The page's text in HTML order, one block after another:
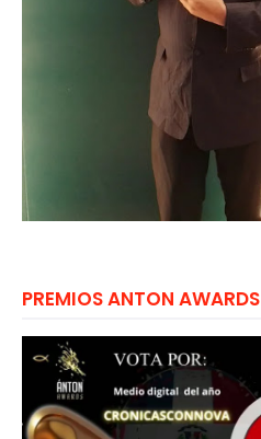
PREMIOS ANTON AWARDS